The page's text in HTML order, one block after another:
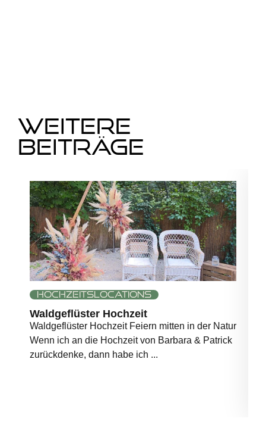
Weitere
Beiträge
Hochzeitslocations
Waldgeflüster Hochzeit
Waldgeflüster Hochzeit Feiern mitten in der Natur
Wenn ich an die Hochzeit von Barbara & Patrick
zurückdenke, dann habe ich ...